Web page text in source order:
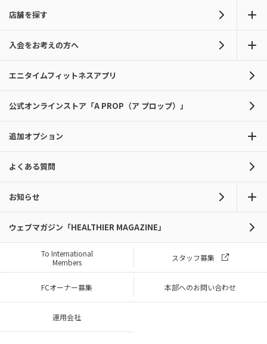
店舗を探す
入会をお考えの方へ
エニタイムフィットネスアプリ
公式オンラインストア「A PROP（ア プロップ）」
追加オプション
よくある質問
お知らせ
ウェブマガジン「HEALTHIER MAGAZINE」
To International
Members
スタッフ募集
FCオーナー募集 本部へのお問い合わせ
運用会社